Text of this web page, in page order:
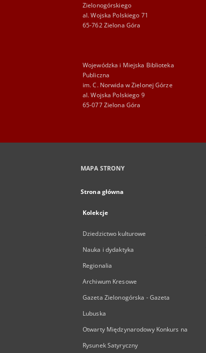
Zielonogórskiego
al. Wojska Polskiego 71
65-762 Zielona Góra
Wojewódzka i Miejska Biblioteka
Publiczna
im. C. Norwida w Zielonej Górze
al. Wojska Polskiego 9
65-077 Zielona Góra
MAPA STRONY
Strona główna
Kolekcje
Dziedzictwo kulturowe
Nauka i dydaktyka
Regionalia
Archiwum Kresowe
Gazeta Zielonogórska - Gazeta
Lubuska
Otwarty Międzynarodowy Konkurs na
Rysunek Satyryczny